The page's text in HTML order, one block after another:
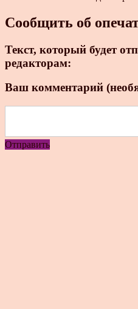
Сообщить об
Текст, который будет
редакторам:
Ваш комментарий
Отправить